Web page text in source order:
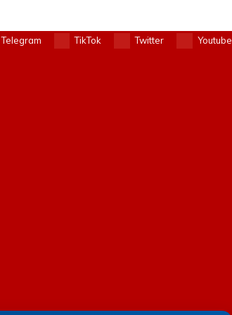
Telegram TikTok Twitter Youtube